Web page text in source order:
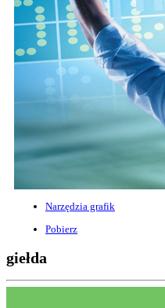
Narzędzia grafik
Pobierz
giełda